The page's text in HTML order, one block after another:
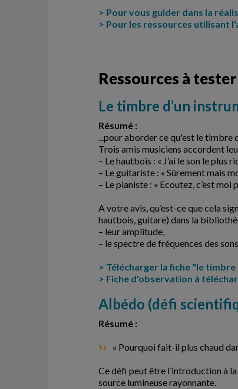
> Pour vous guider dans la
> Pour les ressources utilisant
Ressources à
Le timbre d’un
Résumé :
...pour aborder ce qu'est le timbre
Trois amis musiciens accordent
– Le hautbois : « J’ai le son le plus
– Le guitariste : « Sûrement mais
– Le pianiste : « Ecoutez, c’est moi
A votre avis, qu’est-ce que cela
hautbois, guitare) dans la
– leur amplitude,
– le spectre de fréquences des
> Télécharger la fiche "le
> Fiche d'observation à
Albédo (défi
Résumé :
« Pourquoi fait-il plus chaud
Ce défi peut être l’introduction à
source lumineuse rayonnante.